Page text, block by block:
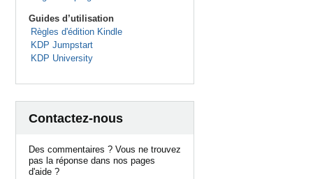
Guides d’utilisation
Règles d'édition Kindle
KDP Jumpstart
KDP University
Contactez-nous
Des commentaires ? Vous ne trouvez
pas la réponse dans nos pages
d'aide ?